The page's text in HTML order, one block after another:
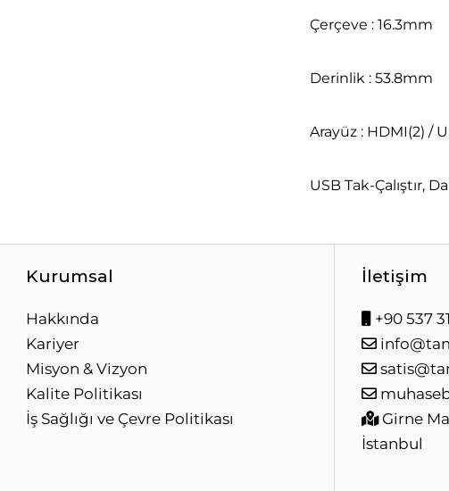
Çerçeve : 16.3mm
Derinlik : 53.8mm
Arayüz : HDMI(2) /
USB Tak-Çalıştır,
Kurumsal
Hakkında
Kariyer
Misyon & Vizyon
Kalite Politikası
İş Sağlığı ve Çevre Politikası
İletişim
+90 537
Girne
İstanbul